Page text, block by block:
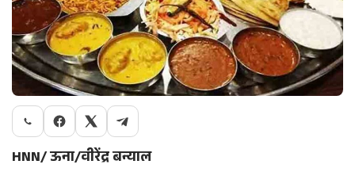
HNN/ ऊना/वीरेंद्र बन्याल